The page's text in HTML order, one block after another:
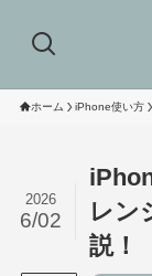
ホーム iPhone使い方
レン
説！
2026
6/02